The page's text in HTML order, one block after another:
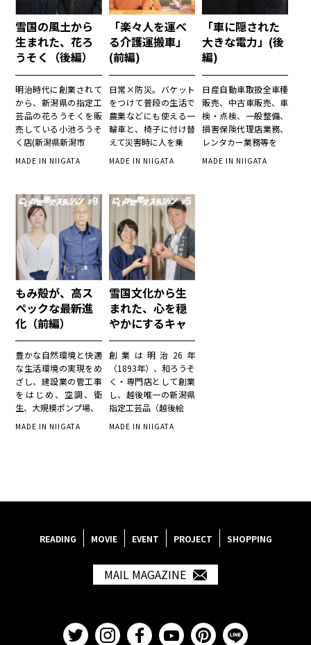
雪国の風土から
生まれた、花ろ
うそく（後編）
明治時代に創業されて
から、新潟県の指定工
芸品の花ろうそくを販
売している小池ろうそ
く店(新潟県新潟市
MADE IN NIIGATA
「楽々人を運べ
る介護運搬車」
(前編)
日常×防災。バケット
をつけて普段の生活で
農業などにも使える一
輪車と、椅子に付け替
えて災害時に人を乗
MADE IN NIIGATA
「車に隠された
大きな電力」(後
編)
日産自動車取扱全車種
販売、中古車販売、車
検・点検、一般整備、
損害保険代理店業務、
レンタカー業務等を
MADE IN NIIGATA
もみ殻が、高ス
ペックな最新進
化（前編）
豊かな自然環境と快適
な生活環境の実現をめ
ざし、建設業の管工事
をはじめ、空調、衛
生、大規模ポンプ場、
MADE IN NIIGATA
雪国文化から生
まれた、心を穏
やかにするキャ
ンドル（前編）
創業は明治26年
（1893年）、和ろうそ
く・専門店として創業
し、越後唯一の新潟県
指定工芸品（越後絵
MADE IN NIIGATA
READING MOVIE EVENT PROJECT SHOPPING
MAIL MAGAZINE